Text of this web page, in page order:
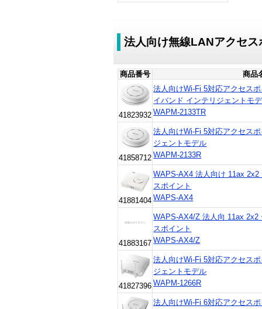
法人向け無線LANアクセス
商品番号 商品
41823932
法人向けWi-Fi 5対応アクセス
イバンド インテリジェントモ
WAPM-2133TR
41858712
法人向けWi-Fi 5対応アクセス
ジェントモデル
WAPM-2133R
41881404
WAPS-AX4 法人向け 11ax
スポイント
WAPS-AX4
41883167
WAPS-AX4/Z 法人向 11ax 2x2
スポイント
WAPS-AX4/Z
41827396
法人向けWi-Fi 5対応アクセス
ジェントモデル
WAPM-1266R
法人向けWi-Fi 6対応アクセス